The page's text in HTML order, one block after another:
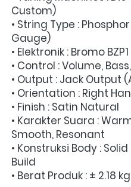
Custom)
• String Type :
Gauge)
• Elektronik : Bromo
• Control : Volume,
• Output : Jack Output
• Orientation : Right
• Finish : Satin Natural
• Karakter Suara :
Smooth, Resonant
• Konstruksi Body :
Build
• Berat Produk : ± 2.18 kg